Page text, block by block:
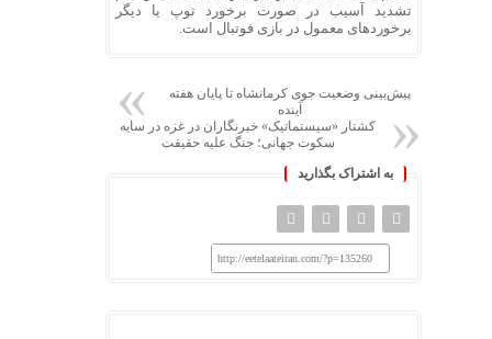
تشدید آسیب در صورت برخورد توپ یا دیگر
برخوردهای معمول در بازی فوتبال است.
پیش‌بینی وضعیت جوی کرمانشاه تا پایان هفته
آینده
کشتار «سیستماتیک» خبرنگاران در غزه در سایه
سکوت جهانی؛ جنگ علیه حقیقت
به اشتراک بگذارید
http://eetelaateiran.com/?p=135260